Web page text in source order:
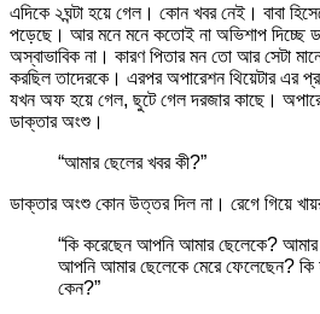
এদিকে ২ঘন্টা হয়ে গেল। কোন খবর নেই। বাবা
পড়েছে। আর মনে মনে কতোই না অভিশাপ দিচ্ছে
অস্বাভাবিক না। কারণ পিতার মন তো আর সেটা
করছিল তাদেরকে। এরপর অপারেশন থিয়েটার এর
যখন অফ হয়ে গেল, ছুটে গেল দরজার কাছে।
ডাক্তার অংশু।
“আমার ছেলের খবর কী?”
ডাক্তার অংশু কোন উত্তর দিল না। রেগে গিয়ে
“কি করেছেন আপনি আমার ছেলেকে? আমার
আপনি আমার ছেলেকে মেরে ফেলেছেন?
কেন?”